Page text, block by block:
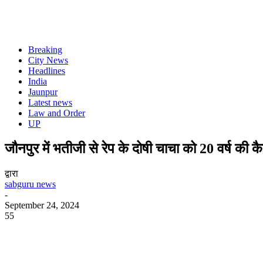
Breaking
City News
Headlines
India
Jaunpur
Latest news
Law and Order
UP
जौनपुर में भतीजी से रेप के दोषी चाचा को 20 वर्ष की
द्वारा
sabguru news
-
September 24, 2024
55